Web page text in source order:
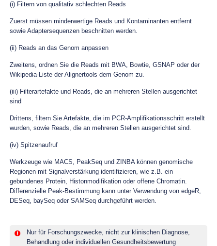
(i) Filtern von qualitativ schlechten Reads
Zuerst müssen minderwertige Reads und Kontaminanten entfernt
sowie Adaptersequenzen beschnitten werden.
(ii) Reads an das Genom anpassen
Zweitens, ordnen Sie die Reads mit BWA, Bowtie, GSNAP oder der
Wikipedia-Liste der Alignertools dem Genom zu.
(iii) Filterartefakte und Reads, die an mehreren Stellen ausgerichtet
sind
Drittens, filtern Sie Artefakte, die im PCR-Amplifikationsschritt erstellt
wurden, sowie Reads, die an mehreren Stellen ausgerichtet sind.
(iv) Spitzenaufruf
Werkzeuge wie MACS, PeakSeq und ZINBA können genomische
Regionen mit Signalverstärkung identifizieren, wie z.B. ein
gebundenes Protein, Histonmodifikation oder offene Chromatin.
Differenzielle Peak-Bestimmung kann unter Verwendung von edgeR,
DESeq, baySeq oder SAMSeq durchgeführt werden.
Nur für Forschungszwecke, nicht zur klinischen Diagnose,
Behandlung oder individuellen Gesundheitsbewertung